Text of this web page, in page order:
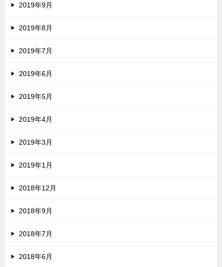
2019年9月
2019年8月
2019年7月
2019年6月
2019年5月
2019年4月
2019年3月
2019年1月
2018年12月
2018年9月
2018年7月
2018年6月